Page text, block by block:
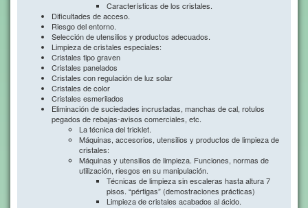
Características de los cristales.
Dificultades de acceso.
Riesgo del entorno.
Selección de utensilios y productos adecuados.
Limpieza de cristales especiales:
Cristales tipo graven
Cristales panelados
Cristales con regulación de luz solar
Cristales de color
Cristales esmerilados
Eliminación de suciedades incrustadas, manchas de cal, rotulos
pegados de rebajas-avisos comerciales, etc.
La técnica del tricklet.
Máquinas, accesorios, utensilios y productos de limpieza de
cristales:
Máquinas y utensilios de limpieza. Funciones, normas de
utilización, riesgos en su manipulación.
Técnicas de limpieza sin escaleras hasta altura 7
pisos. “pértigas” (demostraciones prácticas)
Limpieza de cristales acabados al ácido.